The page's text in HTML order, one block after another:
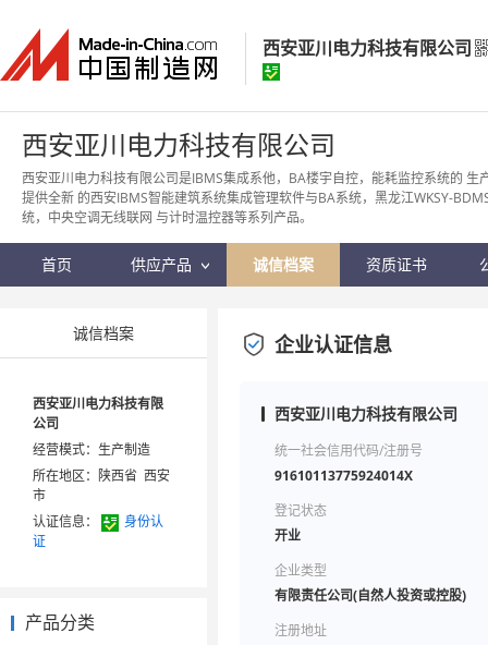
西安亚川电力科技有限公司
西安亚川电力科技有限公司
经营模式：
生产制造
所在地区：陕西省 西安市
认证信息：
西安亚川电力科技有限公司
西安亚川电力科技有限公司是IBMS集成系他，BA楼宇自控，能耗监控系统的 生
提供全新 的西安IBMS智能建筑系统集成管理软件与BA系统，黑龙江WKSY-
统，中央空调无线联网 与计时温控器等系列产品。
首页 供应产品 诚信档案 资质证书
诚信档案
西安亚川电力科技有限
公司
经营模式：生产制造
所在地区：陕西省 西安
市
认证信息：
身份认
证
产品分类
企业认证信息
西安亚川电力科技有限公司
统一社会信用代码/注册号
91610113775924014X
登记状态
开业
企业类型
有限责任公司(自然人投资或控股)
注册地址